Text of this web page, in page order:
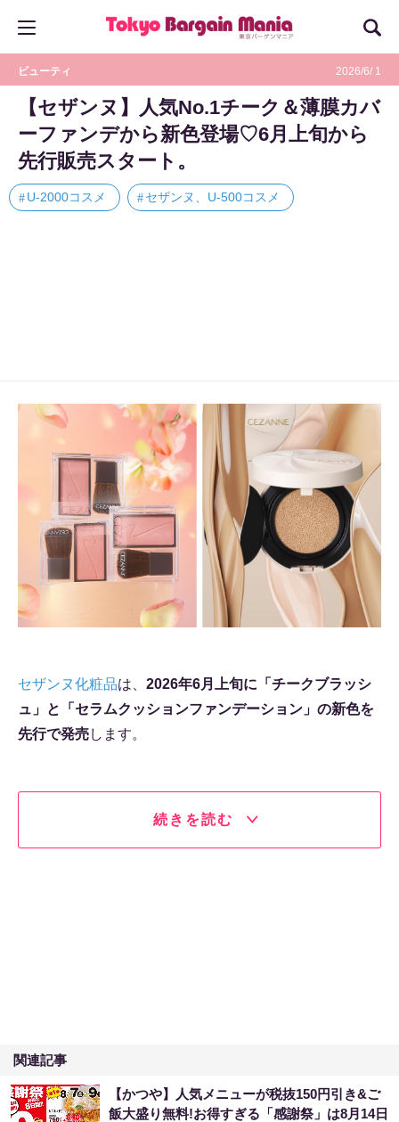
ビューティ 2026/6/ 1
【セザンヌ】人気No.1チーク＆薄膜カバ
ーファンデから新色登場♡6月上旬から
先行販売スタート。
U-2000コスメ セザンヌ、U-500コスメ
セザンヌ化粧品は、 2026年6月上旬に「チークブラッシ
ュ」と「セラムクッションファンデーション」の新色を
先行で発売します。
続きを読む
関連記事
【かつや】人気メニューが税抜150円引き&ご
飯大盛り無料!お得すぎる「感謝祭」は8月14日